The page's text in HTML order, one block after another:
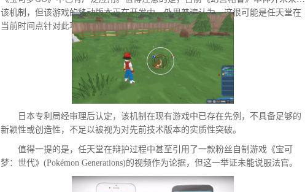
该机制，但该游戏的移动版本正在开发中。外界普遍认为，这很可能是任天堂在
当前时间点针对此项专利发起诉讼的直接原因。
日本专利局经审理后认定，该机制在现有游戏中已存在先例，不具备足够的
新颖性或创造性，不足以被视为对先前技术版本的实质性突破。
值得一提的是，任天堂在辩护过程中甚至引用了一款粉丝自制游戏《宝可
梦：世代》(Pokémon Generations)的视频作为论据，但这一举证未能说服法官。